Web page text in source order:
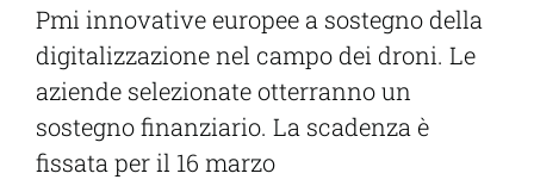
Pmi innovative europee a sostegno della
digitalizzazione nel campo dei droni. Le
aziende selezionate otterranno un
sostegno finanziario. La scadenza è
fissata per il 16 marzo